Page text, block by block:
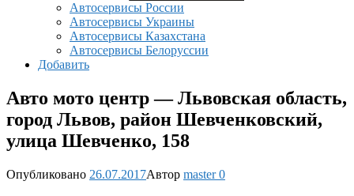
Автосервисы России
Автосервисы Украины
Автосервисы Казахстана
Автосервисы Белоруссии
Добавить
Авто мото центр — Львовская область,
город Львов, район Шевченковский,
улица Шевченко, 158
Опубликовано 26.07.2017Автор master0